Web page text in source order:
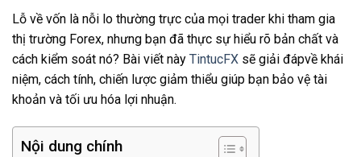
Lỗ về vốn là nỗi lo thường trực của mọi trader khi tham gia
thị trường Forex, nhưng bạn đã thực sự hiểu rõ bản chất và
cách kiểm soát nó? Bài viết này TintucFX sẽ giải đápvề khái
niệm, cách tính, chiến lược giảm thiểu giúp bạn bảo vệ tài
khoản và tối ưu hóa lợi nhuận.
Nội dung chính